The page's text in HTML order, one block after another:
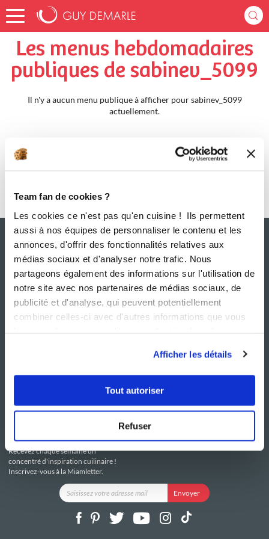
Team fan de cookies ?
Les cookies ce n'est pas qu'en cuisine ! Ils permettent
aussi à nos équipes de personnaliser le contenu et les
annonces, d'offrir des fonctionnalités relatives aux
médias sociaux et d'analyser notre trafic. Nous
partageons également des informations sur l'utilisation de
notre site avec nos partenaires de médias sociaux, de
publicité et d'analyse, qui peuvent potentiellement
combiner celles-ci avec d'autres informations que vous
Afficher les détails
Tout autoriser
Refuser
Accueil sabinev_5099 Menus Hebdomadaires
Les menus hebdomadaires
publiques de sabinev_5099
Il n'y a aucun menu publique à afficher pour sabinev_5099
actuellement.
Le Mag'
i-Cook'in
Contactez-nous
Mentions légales
Politique de confidentialité
Utilisation des Cookies
Recevez chaque semaine un
concentré d'inspiration cuilinaire !
Inscrivez-vous à la Miamletter.